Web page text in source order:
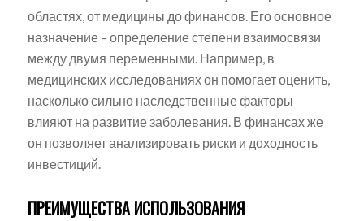
областях, от медицины до финансов. Его основное
назначение – определение степени взаимосвязи
между двумя переменными. Например, в
медицинских исследованиях он помогает оценить,
насколько сильно наследственные факторы
влияют на развитие заболевания. В финансах же
он позволяет анализировать риски и доходность
инвестиций.
ПРЕИМУЩЕСТВА ИСПОЛЬЗОВАНИЯ